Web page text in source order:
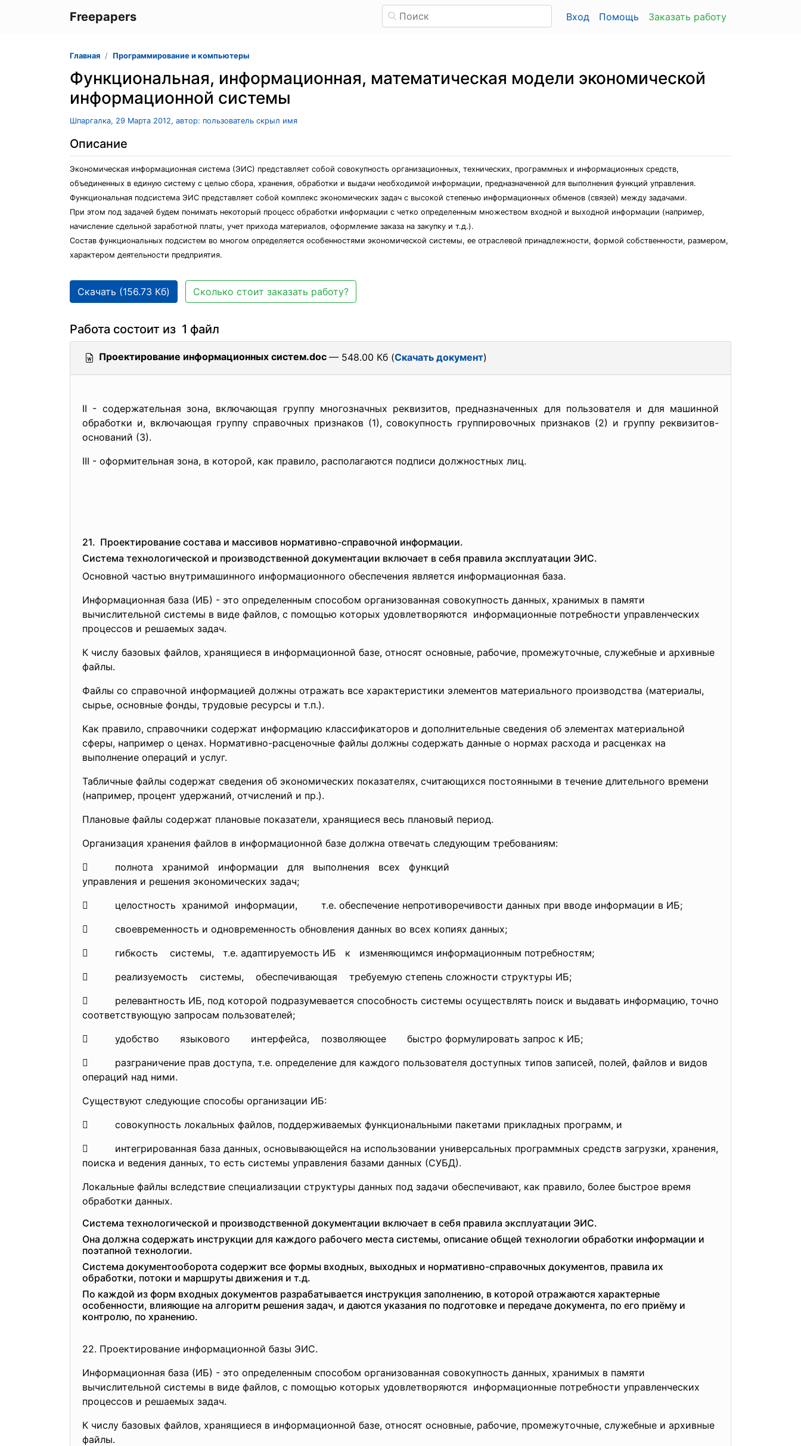
Freepapers Вход Помощь Заказать работу
Главная Программирование и компьютеры
Функциональная, информационная, математическая модели экономической
информационной системы
Шпаргалка, 29 Марта 2012, автор: пользователь скрыл имя
Описание
Экономическая информационная система (ЭИС) представляет собой совокупность организационных, технических, программных и информационных средств,
объединенных в единую систему с целью сбора, хранения, обработки и выдачи необходимой информации, предназначенной для выполнения функций управления.
Функциональная подсистема ЭИС представляет собой комплекс экономических задач с высокой степенью информационных обменов (связей) между задачами.
При этом под задачей будем понимать некоторый процесс обработки информации с четко определенным множеством входной и выходной информации (например,
начисление сдельной заработной платы, учет прихода материалов, оформление заказа на закупку и т.д.).
Состав функциональных подсистем во многом определяется особенностями экономической системы, ее отраслевой принадлежности, формой собственности, размером,
характером деятельности предприятия.
Скачать (156.73 Кб) Сколько стоит заказать работу?
Работа состоит из 1 файл
Проектирование информационных систем.doc — 548.00 Кб (Скачать документ)
II - содержательная зона, включающая группу многозначных реквизитов, предназначенных для пользователя и для машинной
обработки и, включающая группу справочных признаков (1), совокупность группировочных признаков (2) и группу реквизитов-
оснований (3).
III - оформительная зона, в которой, как правило, располагаются подписи должностных лиц.
21. Проектирование состава и массивов нормативно-справочной информации.
Система технологической и производственной документации включает в себя правила эксплуатации ЭИС.
Основной частью внутримашинного информационного обеспечения является информационная база.
Информационная база (ИБ) - это определенным способом организованная совокупность данных, хранимых в памяти
вычислительной системы в виде файлов, с помощью которых удовлетворяются информационные потребности управленческих
процессов и решаемых задач.
К числу базовых файлов, хранящиеся в информационной базе, относят основные, рабочие, промежуточные, служебные и архивные
файлы.
Файлы со справочной информацией должны отражать все характеристики элементов материального производства (материалы,
сырье, основные фонды, трудовые ресурсы и т.п.).
Как правило, справочники содержат информацию классификаторов и дополнительные сведения об элементах материальной
сферы, например о ценах. Нормативно-расценочные файлы должны содержать данные о нормах расхода и расценках на
выполнение операций и услуг.
Табличные файлы содержат сведения об экономических показателях, считающихся постоянными в течение длительного времени
(например, процент удержаний, отчислений и пр.).
Плановые файлы содержат плановые показатели, хранящиеся весь плановый период.
Организация хранения файлов в информационной базе должна отвечать следующим требованиям:
 полнота хранимой информации для выполнения всех функций
управления и решения экономических задач;
 целостность хранимой информации, т.е. обеспечение непротиворечивости данных при вводе информации в ИБ;
 своевременность и одновременность обновления данных во всех копиях данных;
 гибкость системы, т.е. адаптируемость ИБ к изменяющимся информационным потребностям;
 реализуемость системы, обеспечивающая требуемую степень сложности структуры ИБ;
 релевантность ИБ, под которой подразумевается способность системы осуществлять поиск и выдавать информацию, точно
соответствующую запросам пользователей;
 удобство языкового интерфейса, позволяющее быстро формулировать запрос к ИБ;
 разграничение прав доступа, т.е. определение для каждого пользователя доступных типов записей, полей, файлов и видов
операций над ними.
Существуют следующие способы организации ИБ:
 совокупность локальных файлов, поддерживаемых функциональными пакетами прикладных программ, и
 интегрированная база данных, основывающейся на использовании универсальных программных средств загрузки, хранения,
поиска и ведения данных, то есть системы управления базами данных (СУБД).
Локальные файлы вследствие специализации структуры данных под задачи обеспечивают, как правило, более быстрое время
обработки данных.
Система технологической и производственной документации включает в себя правила эксплуатации ЭИС.
Она должна содержать инструкции для каждого рабочего места системы, описание общей технологии обработки информации и
поэтапной технологии.
Система документооборота содержит все формы входных, выходных и нормативно-справочных документов, правила их
обработки, потоки и маршруты движения и т.д.
По каждой из форм входных документов разрабатывается инструкция заполнению, в которой отражаются характерные
особенности, влияющие на алгоритм решения задач, и даются указания по подготовке и передаче документа, по его приёму и
контролю, по хранению.
22. Проектирование информационной базы ЭИС.
Информационная база (ИБ) - это определенным способом организованная совокупность данных, хранимых в памяти
вычислительной системы в виде файлов, с помощью которых удовлетворяются информационные потребности управленческих
процессов и решаемых задач.
К числу базовых файлов, хранящиеся в информационной базе, относят основные, рабочие, промежуточные, служебные и архивные
файлы.